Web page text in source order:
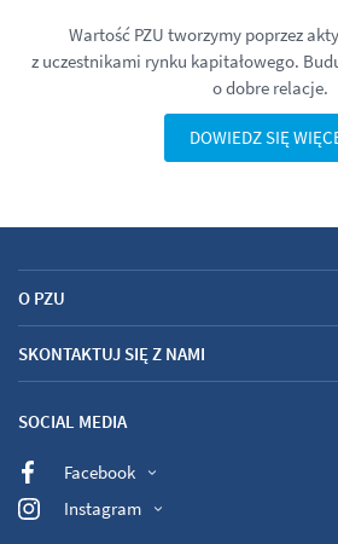
Wartość PZU tworzymy poprzez
z uczestnikami rynku kapitałowego.
o dobre relacje.
DOWIEDZ SIĘ
O PZU
SKONTAKTUJ SIĘ Z NAMI
SOCIAL MEDIA
Facebook
Instagram